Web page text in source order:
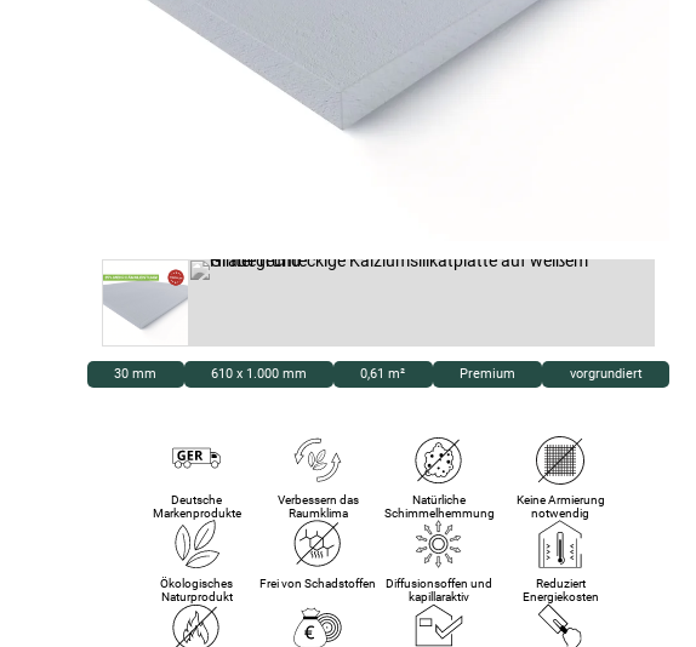
30 mm 610 x 1.000 mm 0,61 m² Premium vorgrundiert
Deutsche
Markenprodukte
Verbessern das
Raumklima
Natürliche
Schimmelhemmung
Keine Armierung
notwendig
Ökologisches
Naturprodukt
Frei von Schadstoffen
Diffusionsoffen und
kapillaraktiv
Reduziert
Energiekosten